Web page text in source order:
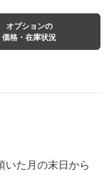
オプションの
価格・在庫状況
いた月の末日から